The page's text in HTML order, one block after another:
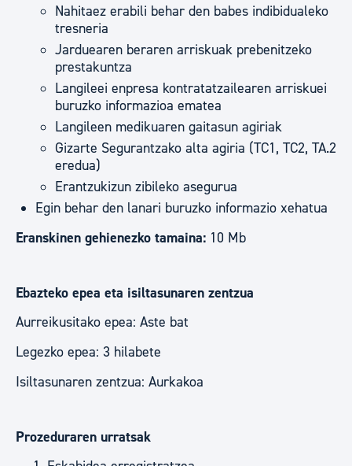
Nahitaez erabili behar den babes indibidualeko
tresneria
Jarduearen beraren arriskuak prebenitzeko
prestakuntza
Langileei enpresa kontratatzailearen arriskuei
buruzko informazioa ematea
Langileen medikuaren gaitasun agiriak
Gizarte Segurantzako alta agiria (TC1, TC2, TA.2
eredua)
Erantzukizun zibileko asegurua
Egin behar den lanari buruzko informazio xehatua
Eranskinen gehienezko tamaina: 10 Mb
Ebazteko epea eta isiltasunaren zentzua
Aurreikusitako epea: Aste bat
Legezko epea: 3 hilabete
Isiltasunaren zentzua: Aurkakoa
Prozeduraren urratsak